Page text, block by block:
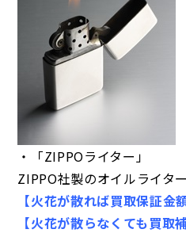
・「ZIPPOライター」
ZIPPO社製のオイルライタ
【火花が散れば買取保証金
【火花が散らなくても買取